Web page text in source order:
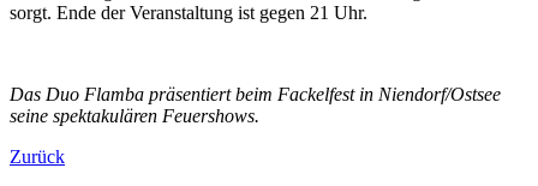
sorgt. Ende der Veranstaltung ist gegen 21 Uhr.
Das Duo Flamba präsentiert beim Fackelfest in Niendorf/Ostsee
seine spektakulären Feuershows.
Zurück